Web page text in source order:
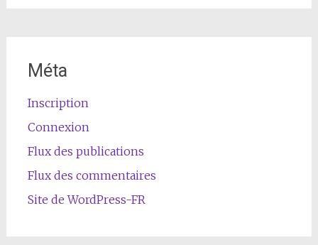
Méta
Inscription
Connexion
Flux des publications
Flux des commentaires
Site de WordPress-FR